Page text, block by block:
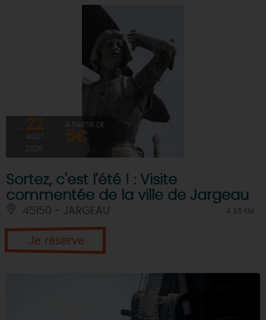
22
AOÛT
2026
À PARTIR DE
5€
Sortez, c'est l'été ! : Visite
commentée de la ville de Jargeau
45150 - JARGEAU À 3.5 KM
Je réserve